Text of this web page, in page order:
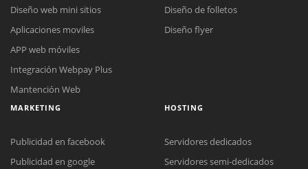
Diseño web mini sitios
Aplicaciones moviles
APP web móviles
Integración Webpay Plus
Mantención Web
Diseño de folletos
Diseño flyer
MARKETING
Publicidad en facebook
Publicidad en google
HOSTING
Servidores dedicados
Servidores semi-dedicados